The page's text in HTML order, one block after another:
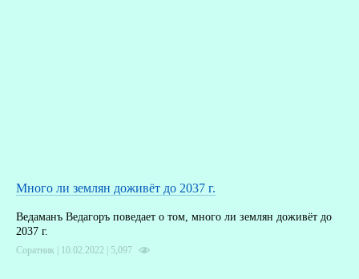
Много ли землян доживёт до 2037 г.
Ведаманъ Ведагоръ поведает о том, много ли землян доживёт до
2037 г.
Соратник | 10.02.2022 | 5,097